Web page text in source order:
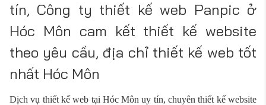
tín, Công ty thiết kế web Panpic ở
Hóc Môn cam kết thiết kế website
theo yêu cầu, địa chỉ thiết kế web tốt
nhất Hóc Môn
Dịch vụ thiết kế web tại Hóc Môn uy tín, chuyên thiết kế website